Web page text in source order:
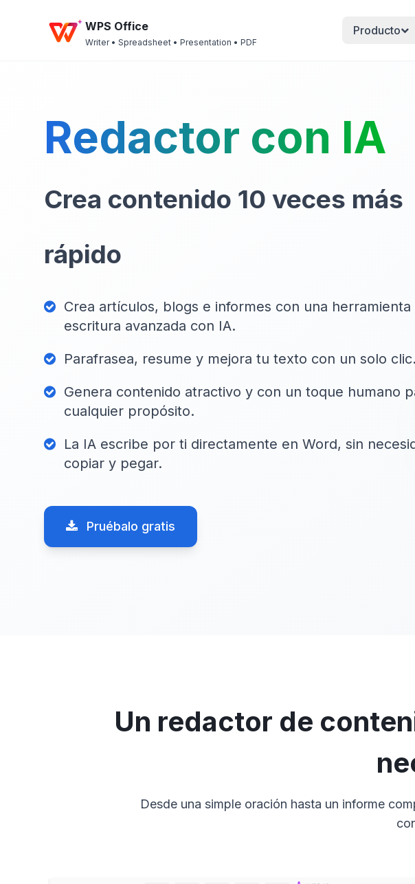
WPS Office
Writer • Spreadsheet • Presentation • PDF
Producto
Redactor con IA
Crea contenido 10 veces más
rápido
Crea artículos, blogs e informes con una herramienta
escritura avanzada con IA.
Parafrasea, resume y mejora tu texto con un solo clic.
Genera contenido atractivo y con un toque humano
cualquier propósito.
La IA escribe por ti directamente en Word, sin
copiar y pegar.
Pruébalo gratis
Un redactor de
Desde una simple oración hasta un informe